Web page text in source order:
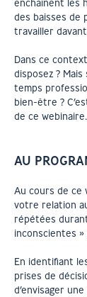
enchaînent les
des baisses de
travailler
Dans ce
disposez ?
temps
bien-être ?
de ce webinaire.
AU
Au cours de ce
votre relation
répétées
inconscientes
En identifiant
prises de
d’envisager